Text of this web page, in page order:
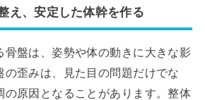
え、安定した体幹を作る
骨盤は、姿勢や体の動きに大きな影
の歪みは、見た目の問題だけでな
の原因となることがあります。整体